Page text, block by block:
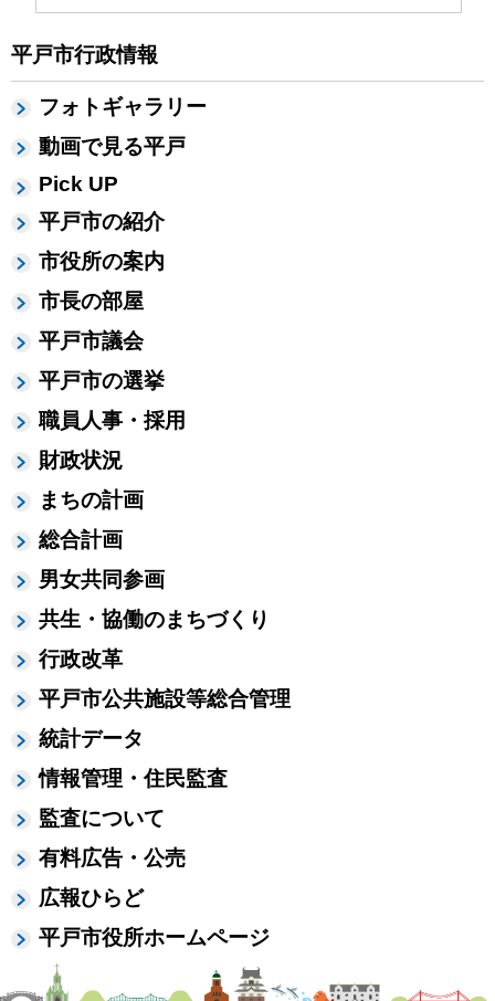
平戸市行政情報
フォトギャラリー
動画で見る平戸
Pick UP
平戸市の紹介
市役所の案内
市長の部屋
平戸市議会
平戸市の選挙
職員人事・採用
財政状況
まちの計画
総合計画
男女共同参画
共生・協働のまちづくり
行政改革
平戸市公共施設等総合管理
統計データ
情報管理・住民監査
監査について
有料広告・公売
広報ひらど
平戸市役所ホームページ